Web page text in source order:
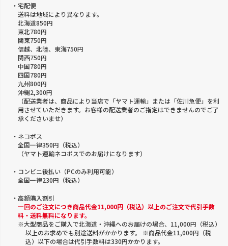
・宅配便
送料は地域により異なります。
北海道850円
東北780円
関東750円
信越、北陸、東海750円
関西750円
中国780円
四国780円
九州800円
沖縄2,300円
（配送業者は、商品により当店で「ヤマト運輸」または「佐川急便」を利
用させていただきます。お客様の配送業者のご指定はできませんのでご了
承くださいませ）
・ネコポス
全国一律350円（税込）
（ヤマト運輸ネコポスでのお届けになります）
・コンビニ後払い（PCのみ利用可能）
全国一律230円（税込）
・高額購入割引
一回のご注文につき商品代金11,000円（税込）以上のご注文で代引手数
料・送料無料になります。
※大型商品をご購入で北海道・沖縄へのお届けの場合、11,000円（税込）
以上のお求めでも別途送料がかかります。 ※商品代金11,000円（税
込）以下の場合は代引手数料は330円かかります。